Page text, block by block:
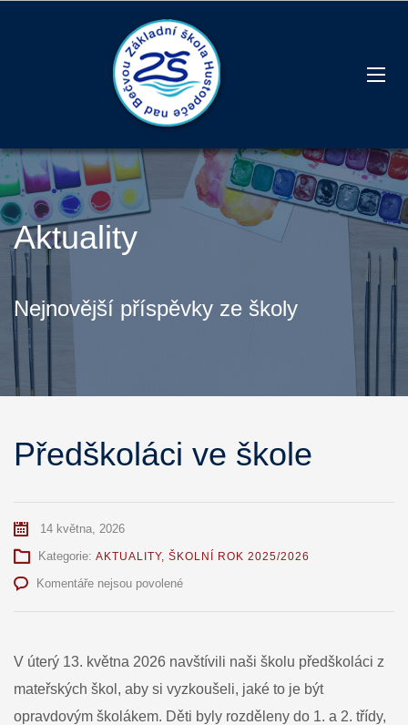
Aktuality
Nejnovější příspěvky ze školy
Předškoláci ve škole
14 května, 2026
Kategorie: AKTUALITY, ŠKOLNÍ ROK 2025/2026
Komentáře nejsou povolenéu
Předškoláci
škole
V úterý 13. května 2026 navštívili naši školu předškoláci z
mateřských škol, aby si vyzkoušeli, jaké to je být
opravdovým školákem. Děti byly rozděleny do 1. a 2. třídy,